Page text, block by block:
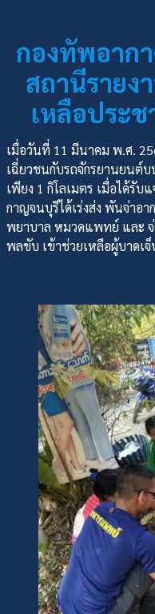
กองทัพอาก
สถานีรายง
เหลือประ
เมื่อวันที่ 11 มีนาคม พ.ศ.
เฉี่ยวชนกับรถจักรยานยนต์
เพียง 1 กิโลเมตร เมื่อได้รับ
กาญจนบุรีได้เร่งส่ง พันจ่าอา
พยาบาล หมวดแพทย์ และ จ่
พลขับ เข้าช่วยเหลือผู้บาดเ